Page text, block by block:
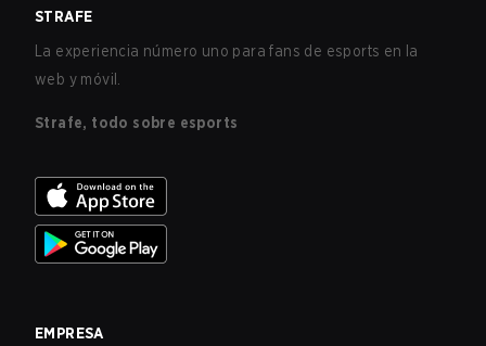
STRAFE
La experiencia número uno para fans de esports en la
web y móvil.
Strafe, todo sobre esports
EMPRESA